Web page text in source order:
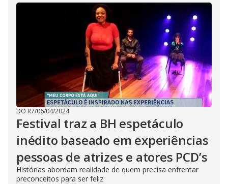
DO R7/06/04/2024
Festival traz a BH espetáculo
inédito baseado em experiências
pessoas de atrizes e atores PCD’s
Histórias abordam realidade de quem precisa enfrentar
preconceitos para ser feliz